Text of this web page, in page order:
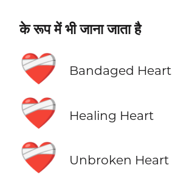
के रूप में भी जाना जाता है
❤️‍🩹 Bandaged Heart
❤️‍🩹 Healing Heart
❤️‍🩹 Unbroken Heart